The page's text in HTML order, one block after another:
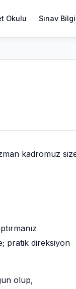
Okulu Sınav
kadromuz
pratik direksiyon
olup,